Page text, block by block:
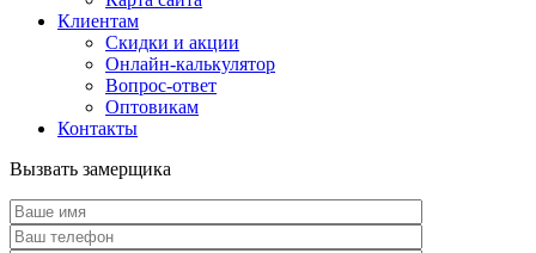
Клиентам
Скидки и акции
Онлайн-калькулятор
Вопрос-ответ
Оптовикам
Контакты
Вызвать замерщика